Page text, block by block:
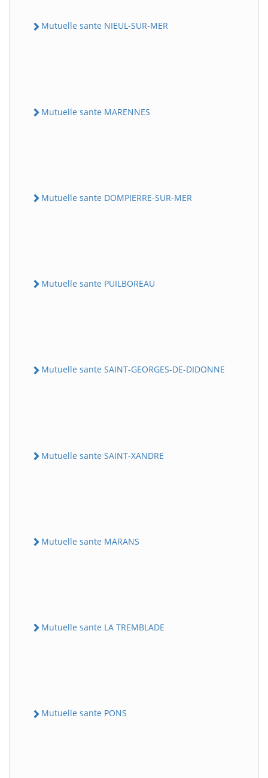
Mutuelle sante NIEUL-SUR-MER
Mutuelle sante MARENNES
Mutuelle sante DOMPIERRE-SUR-MER
Mutuelle sante PUILBOREAU
Mutuelle sante SAINT-GEORGES-DE-DIDONNE
Mutuelle sante SAINT-XANDRE
Mutuelle sante MARANS
Mutuelle sante LA TREMBLADE
Mutuelle sante PONS